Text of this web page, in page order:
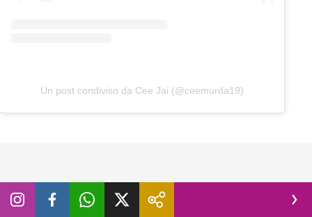
Un post condiviso da Cee Jai (@ceemurda19)